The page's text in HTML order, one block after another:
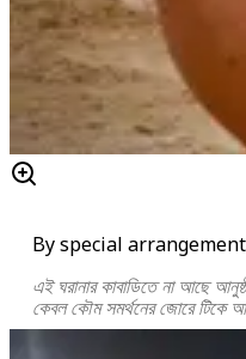
By special arrangement
এই ঘরানার কাবাডিতে না আছে
কেবল কৌম সমর্থনের জোরে টিকে